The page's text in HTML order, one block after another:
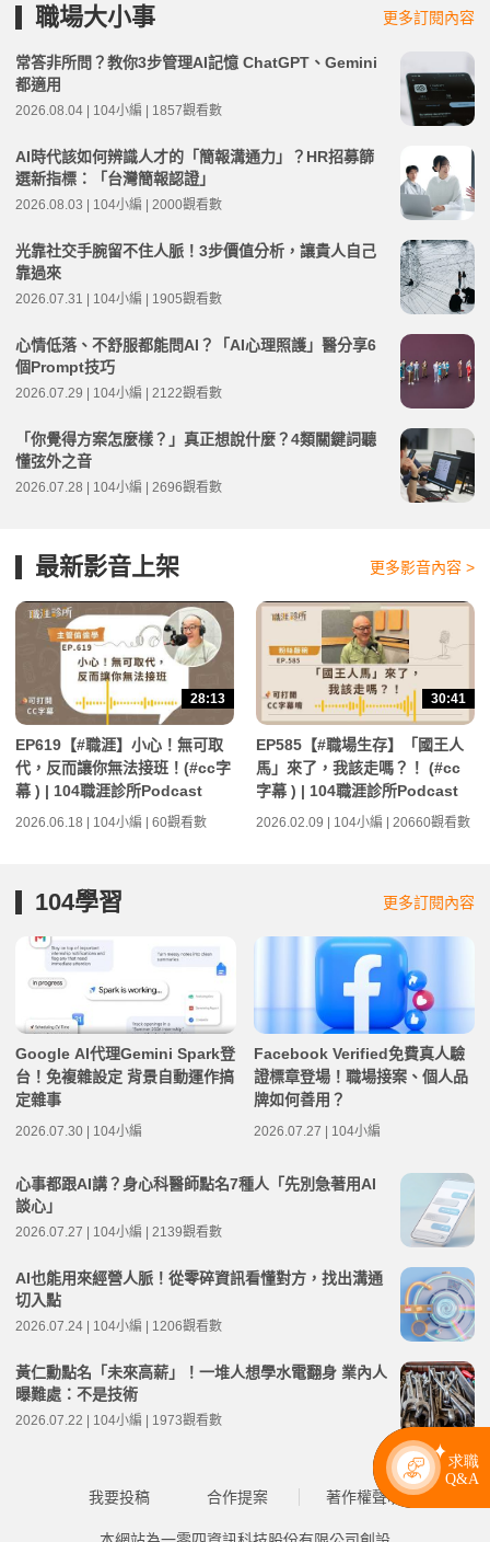
職場大小事 更多訂閱內容
常答非所問？教你3步管理AI記憶 ChatGPT、Gemini
都適用
2026.08.04 | 104小編 | 1857觀看數
AI時代該如何辨識人才的「簡報溝通力」？HR招募篩
選新指標：「台灣簡報認證」
2026.08.03 | 104小編 | 2000觀看數
光靠社交手腕留不住人脈！3步價值分析，讓貴人自己
靠過來
2026.07.31 | 104小編 | 1905觀看數
心情低落、不舒服都能問AI？「AI心理照護」醫分享6
個Prompt技巧
2026.07.29 | 104小編 | 2122觀看數
「你覺得方案怎麼樣？」真正想說什麼？4類關鍵詞聽
懂弦外之音
2026.07.28 | 104小編 | 2696觀看數
最新影音上架 更多影音內容 >
28:13
EP619【#職涯】小心！無可取
代，反而讓你無法接班！(#cc字
幕 ) | 104職涯診所Podcast
2026.06.18 | 104小編 | 60觀看數
30:41
EP585【#職場生存】「國王人
馬」來了，我該走嗎？！ (#cc
字幕 ) | 104職涯診所Podcast
2026.02.09 | 104小編 | 20660觀看數
104學習 更多訂閱內容
Google AI代理Gemini Spark登
台！免複雜設定 背景自動運作搞
定雜事
2026.07.30 | 104小編
Facebook Verified免費真人驗
證標章登場！職場接案、個人品
牌如何善用？
2026.07.27 | 104小編
心事都跟AI講？身心科醫師點名7種人「先別急著用AI
談心」
2026.07.27 | 104小編 | 2139觀看數
AI也能用來經營人脈！從零碎資訊看懂對方，找出溝通
切入點
2026.07.24 | 104小編 | 1206觀看數
黃仁勳點名「未來高薪」！一堆人想學水電翻身 業內人
曝難處：不是技術
2026.07.22 | 104小編 | 1973觀看數
我要投稿 合作提案 著作權聲明